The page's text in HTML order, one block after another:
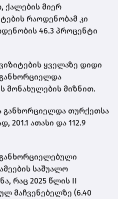
ქალების მიერ
რაოდენობამ კი
46.3 პროცენტი
ყველაზე დიდი
მონახულების მიზნით.
განხორციელდა თურქეთსა
201.1 ათასი და 112.9
საშუალო
რაც 2025 წლის II
მაჩვენებელზე (6.40